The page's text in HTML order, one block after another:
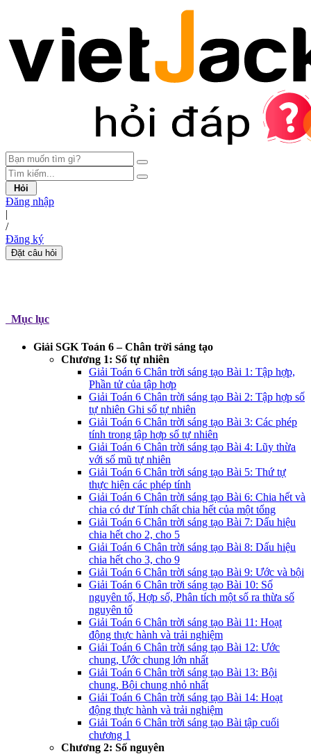
Hỏi
Đăng nhập
|
/
Đăng ký
Đặt câu hỏi
Mục lục
Giải SGK Toán 6 – Chân trời sáng tạo
Chương 1: Số tự nhiên
Giải Toán 6 Chân trời sáng tạo Bài 1: Tập hợp,
Phần tử của tập hợp
Giải Toán 6 Chân trời sáng tạo Bài 2: Tập hợp số
tự nhiên Ghi số tự nhiên
Giải Toán 6 Chân trời sáng tạo Bài 3: Các phép
tính trong tập hợp số tự nhiên
Giải Toán 6 Chân trời sáng tạo Bài 4: Lũy thừa
với số mũ tự nhiên
Giải Toán 6 Chân trời sáng tạo Bài 5: Thứ tự
thực hiện các phép tính
Giải Toán 6 Chân trời sáng tạo Bài 6: Chia hết và
chia có dư Tính chất chia hết của một tổng
Giải Toán 6 Chân trời sáng tạo Bài 7: Dấu hiệu
chia hết cho 2, cho 5
Giải Toán 6 Chân trời sáng tạo Bài 8: Dấu hiệu
chia hết cho 3, cho 9
Giải Toán 6 Chân trời sáng tạo Bài 9: Ước và bội
Giải Toán 6 Chân trời sáng tạo Bài 10: Số
nguyên tố, Hợp số, Phân tích một số ra thừa số
nguyên tố
Giải Toán 6 Chân trời sáng tạo Bài 11: Hoạt
động thực hành và trải nghiệm
Giải Toán 6 Chân trời sáng tạo Bài 12: Ước
chung, Ước chung lớn nhất
Giải Toán 6 Chân trời sáng tạo Bài 13: Bội
chung, Bội chung nhỏ nhất
Giải Toán 6 Chân trời sáng tạo Bài 14: Hoạt
động thực hành và trải nghiệm
Giải Toán 6 Chân trời sáng tạo Bài tập cuối
chương 1
Chương 2: Số nguyên